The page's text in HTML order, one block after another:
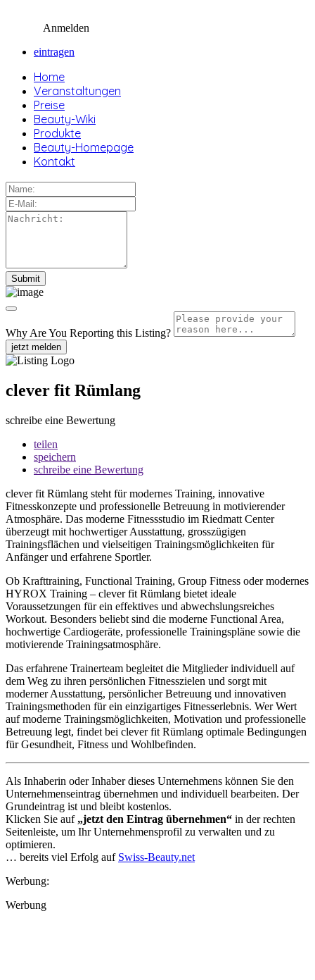
Anmelden
eintragen
Home
Veranstaltungen
Preise
Beauty-Wiki
Produkte
Beauty-Homepage
Kontakt
Why Are You Reporting this Listing?
jetzt melden
clever fit Rümlang
schreibe eine Bewertung
teilen
speichern
schreibe eine Bewertung
clever fit Rümlang steht für modernes Training, innovative
Fitnesskonzepte und professionelle Betreuung in motivierender
Atmosphäre. Das moderne Fitnessstudio im Riedmatt Center
überzeugt mit hochwertiger Ausstattung, grosszügigen
Trainingsflächen und vielseitigen Trainingsmöglichkeiten für
Anfänger und erfahrene Sportler.
Ob Krafttraining, Functional Training, Group Fitness oder modernes
HYROX Training – clever fit Rümlang bietet ideale
Voraussetzungen für ein effektives und abwechslungsreiches
Workout. Besonders beliebt sind die moderne Functional Area,
hochwertige Cardiogeräte, professionelle Trainingspläne sowie die
motivierende Trainingsatmosphäre.
Das erfahrene Trainerteam begleitet die Mitglieder individuell auf
dem Weg zu ihren persönlichen Fitnesszielen und sorgt mit
moderner Ausstattung, persönlicher Betreuung und innovativen
Trainingsmethoden für ein einzigartiges Fitnesserlebnis. Wer Wert
auf moderne Trainingsmöglichkeiten, Motivation und professionelle
Betreuung legt, findet bei clever fit Rümlang optimale Bedingungen
für Gesundheit, Fitness und Wohlbefinden.
Als Inhaberin oder Inhaber dieses Unternehmens können Sie den
Unternehmenseintrag übernehmen und individuell bearbeiten. Der
Grundeintrag ist und bleibt kostenlos.
Klicken Sie auf „jetzt den Eintrag übernehmen“ in der rechten
Seitenleiste, um Ihr Unternehmensprofil zu verwalten und zu
optimieren.
… bereits viel Erfolg auf Swiss-Beauty.net
Werbung:
Werbung